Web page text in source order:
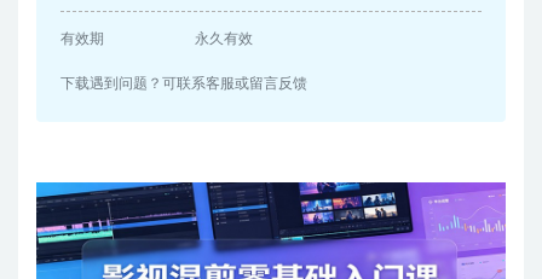
有效期 永久有效
下载遇到问题？可联系客服或留言反馈